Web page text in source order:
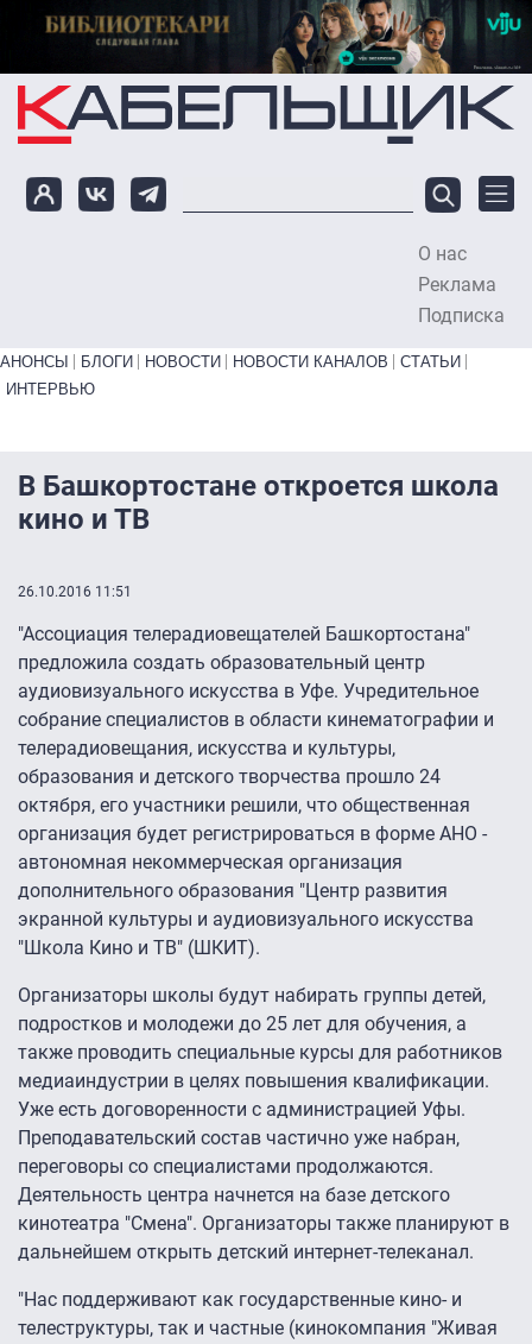
Перейти к основному содержанию
О нас
Реклама
Подписка
Primary links bottom
АНОНСЫ БЛОГИ НОВОСТИ НОВОСТИ КАНАЛОВ
СТАТЬИ
ИНТЕРВЬЮ
В Башкортостане откроется школа
кино и ТВ
26.10.2016 11:51
"Ассоциация телерадиовещателей Башкортостана"
предложила создать образовательный центр
аудиовизуального искусства в Уфе. Учредительное
собрание специалистов в области кинематографии и
телерадиовещания, искусства и культуры,
образования и детского творчества прошло 24
октября, его участники решили, что общественная
организация будет регистрироваться в форме АНО -
автономная некоммерческая организация
дополнительного образования "Центр развития
экранной культуры и аудиовизуального искусства
"Школа Кино и ТВ" (ШКИТ).
Организаторы школы будут набирать группы детей,
подростков и молодежи до 25 лет для обучения, а
также проводить специальные курсы для работников
медиаиндустрии в целях повышения квалификации.
Уже есть договоренности с администрацией Уфы.
Преподавательский состав частично уже набран,
переговоры со специалистами продолжаются.
Деятельность центра начнется на базе детского
кинотеатра "Смена". Организаторы также планируют в
дальнейшем открыть детский интернет-телеканал.
"Нас поддерживают как государственные кино- и
телеструктуры, так и частные (кинокомпания "Живая